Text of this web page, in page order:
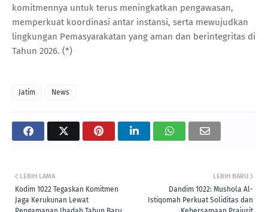
komitmennya untuk terus meningkatkan pengawasan,
memperkuat koordinasi antar instansi, serta mewujudkan
lingkungan Pemasyarakatan yang aman dan berintegritas di
Tahun 2026. (*)
Jatim News
LEBIH BARU
Dandim 1022: Mushola Al-
Istiqomah Perkuat Soliditas dan
LEBIH LAMA
Kodim 1022 Tegaskan Komitmen
Jaga Kerukunan Lewat